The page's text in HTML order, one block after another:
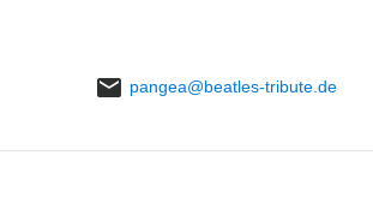
pangea@beatles-tribute.de